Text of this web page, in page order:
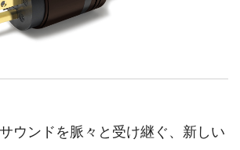
ウンドを脈々と受け継ぐ、新しい